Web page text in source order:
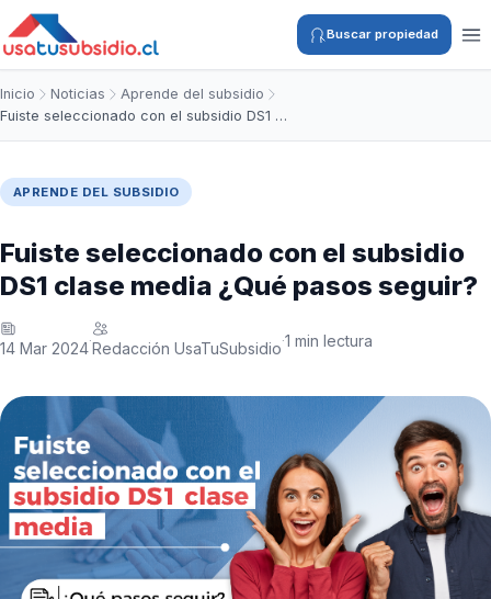
Buscar propiedad
Inicio Noticias
Aprende del subsidio
Fuiste seleccionado con el subsidio DS1 …
APRENDE DEL SUBSIDIO
Fuiste seleccionado con el subsidio
DS1 clase media ¿Qué pasos seguir?
14 Mar 2024·Redacción UsaTuSubsidio·1 min lectura